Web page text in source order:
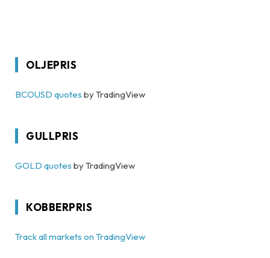
OLJEPRIS
BCOUSD quotes by TradingView
GULLPRIS
GOLD quotes by TradingView
KOBBERPRIS
Track all markets on TradingView